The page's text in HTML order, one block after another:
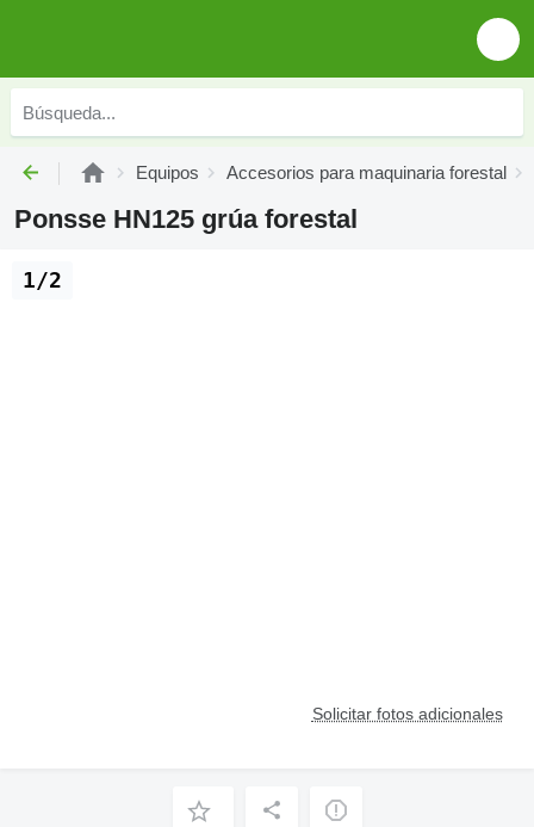
Equipos Accesorios para maquinaria forestal
Ponsse HN125 grúa forestal
Solicitar fotos adicionales
1/2